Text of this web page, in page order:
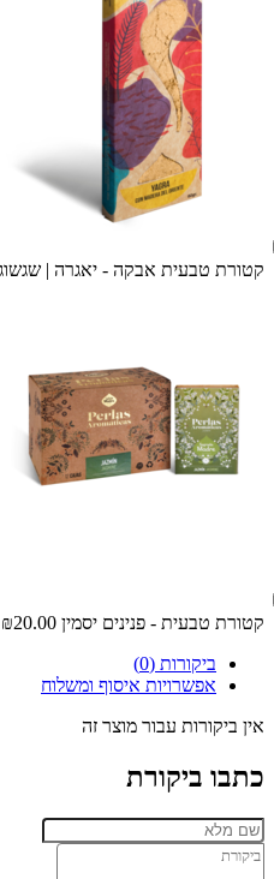
קטורת טבעית אבקה - יאגרה |
קטורת טבעית - פנינים יסמין ₪20.00
ביקורות (0)
אפשרויות איסוף ומשלוח
אין ביקורות עבור מוצר זה
כתבו ביקורת